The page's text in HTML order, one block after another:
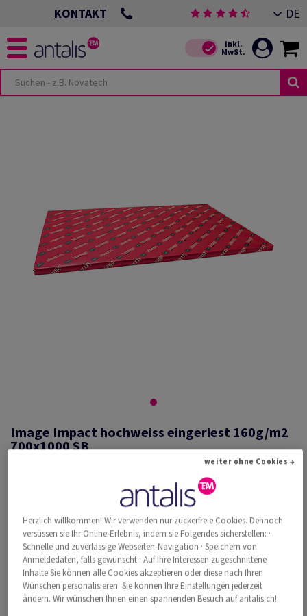
KONTAKT DE
Image Impact hochweiss eingeriest 160g/m2
700x1000 SB
Image, Impact, hochweiss, holzfrei ECF, 160g/m2, 700mm x 1000mm,
B1, SB, Paket zu 250 Bogen/Blatt, FSC Mix Credit
Weitere Produktinformationen
Produkt weiterempfehlen
Katalogpreis inkl. MwSt.
CHF 1'511.45 35.24% Rabatt
Herzlich willkommen! Wir verwenden nur zuckerfreie Cookies. Dennoch
versüssen sie Ihr Online-Erlebnis, indem sie Folgendes sicherstellen: ·
Schnelle und zuverlässige Webseiten-Navigation · Speichern von
Anmeldedaten, falls gewünscht · Auf Ihre Interessen zugeschnittene
Inhalte Sie können alle Cookies akzeptieren oder diese nach Ihren
Wünschen personalisieren. Sie können Ihre Einstellungen jederzeit
ändern. Wir wünschen Ihnen einen spannenden Besuch auf antalis.ch!
weiter ohne Cookies →